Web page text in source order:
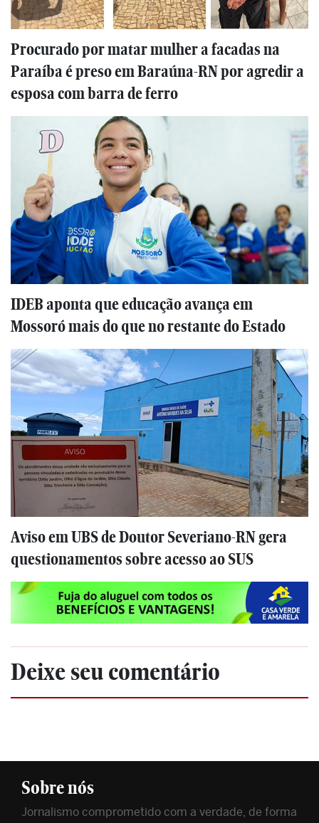
Procurado por matar mulher a facadas na
Paraíba é preso em Baraúna-RN por agredir a
esposa com barra de ferro
IDEB aponta que educação avança em
Mossoró mais do que no restante do Estado
Aviso em UBS de Doutor Severiano-RN gera
questionamentos sobre acesso ao SUS
Deixe seu comentário
Sobre nós
Jornalismo comprometido com a verdade, de forma